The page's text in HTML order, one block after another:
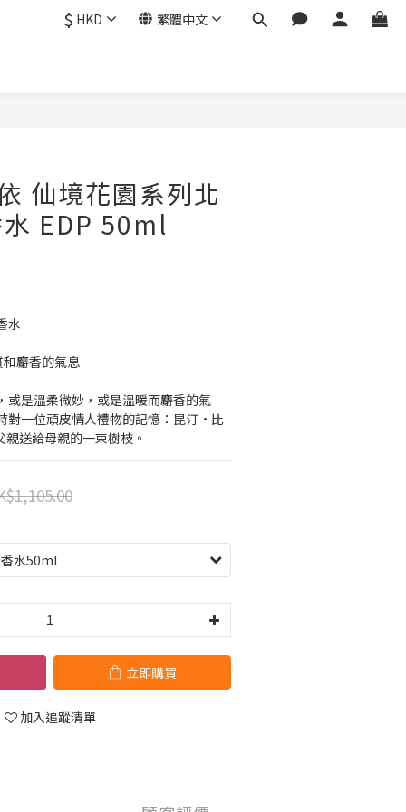
$ HKD 繁體中文
仙境花園系列北
EDP 50ml
水
麝香的氣息
或是溫柔微妙，或是溫暖而麝香的氣
對一位頑皮情人禮物的記憶：昆汀·比
送給母親的一束樹枝。
立即購買
加入追蹤清單